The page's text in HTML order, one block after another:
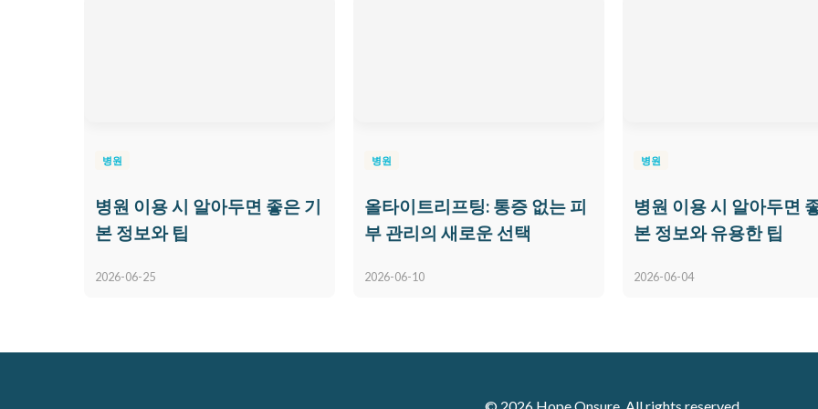
병원
병원 이용 시 알아두면 좋은 기
본 정보와 팁
2026-06-25
병원
올타이트리프팅: 통증 없는 피
부 관리의 새로운 선택
2026-06-10
병원
병원 이용 시 알아두면
본 정보와 유용한 팁
2026-06-04